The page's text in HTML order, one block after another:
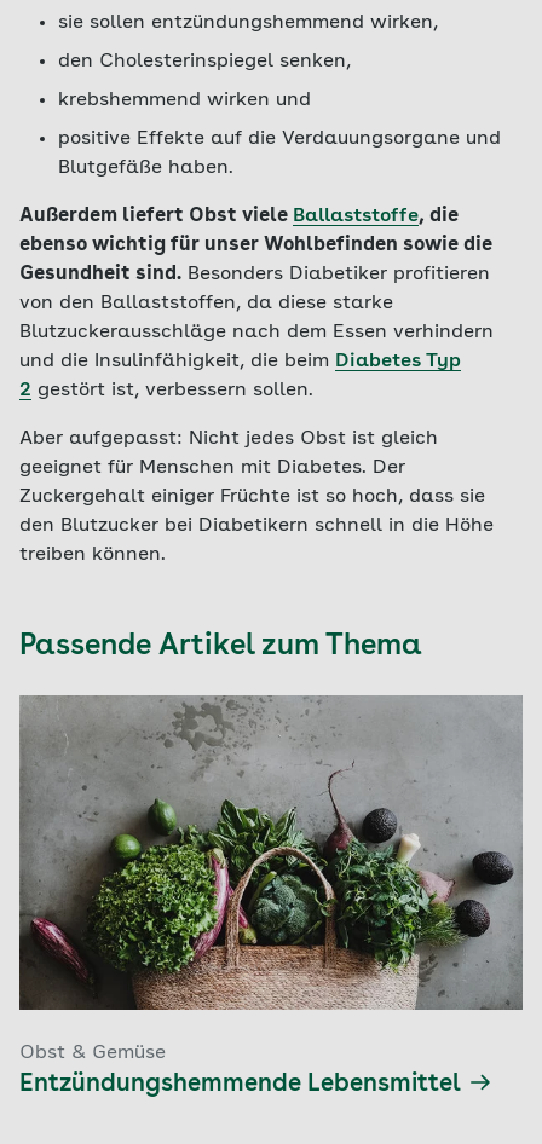
sie sollen entzündungshemmend wirken,
den Cholesterinspiegel senken,
krebshemmend wirken und
positive Effekte auf die Verdauungsorgane und
Blutgefäße haben.
Außerdem liefert Obst viele Ballaststoffe, die
ebenso wichtig für unser Wohlbefinden sowie die
Gesundheit sind. Besonders Diabetiker profitieren
von den Ballaststoffen, da diese starke
Blutzuckerausschläge nach dem Essen verhindern
und die Insulinfähigkeit, die beim Diabetes Typ
2 gestört ist, verbessern sollen.
Aber aufgepasst: Nicht jedes Obst ist gleich
geeignet für Menschen mit Diabetes. Der
Zuckergehalt einiger Früchte ist so hoch, dass sie
den Blutzucker bei Diabetikern schnell in die Höhe
treiben können.
Passende Artikel zum Thema
Obst & Gemüse
Entzündungshemmende Lebensmittel